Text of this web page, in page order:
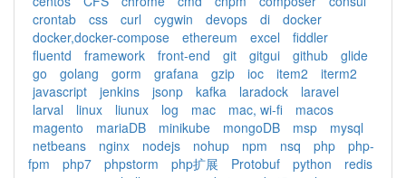
crontab
css curl cygwin devops di
docker
docker,docker-compose
ethereum excel
fiddler
fluentd
framework front-end git gitgui github
glide
go
golang gorm grafana gzip ioc item2
iterm2
javascript
jenkins jsonp kafka laradock
laravel
larval
linux liunux log mac mac, wi-fi
macos
magento
mariaDB minikube mongoDB msp
mysql
netbeans
nginx nodejs nohup npm nsq php
php-
fpm
php7 phpstorm php扩展 Protobuf python
redis